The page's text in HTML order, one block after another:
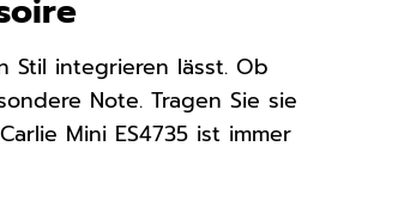
Stil integrieren lässt. Ob
Note. Tragen Sie sie
Mini ES4735 ist immer